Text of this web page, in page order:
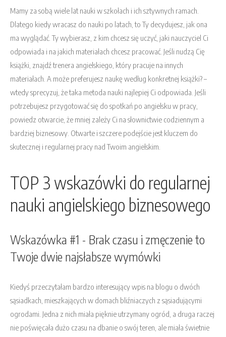
Mamy za sobą wiele lat nauki w szkołach i ich sztywnych ramach.
Dlatego kiedy wracasz do nauki po latach, to Ty decydujesz, jak ona
ma wyglądać. Ty wybierasz, z kim chcesz się uczyć, jaki nauczyciel Ci
odpowiada i na jakich materiałach chcesz pracować. Jeśli nudzą Cię
książki, znajdź trenera angielskiego, który pracuje na innych
materiałach. A może preferujesz naukę według konkretnej książki? –
wtedy sprecyzuj, że taka metoda nauki najlepiej Ci odpowiada. Jeśli
potrzebujesz przygotować się do spotkań po angielsku w pracy,
powiedz otwarcie, że mniej zależy Ci na słownictwie codziennym a
bardziej biznesowy. Otwarte i szczere podejście jest kluczem do
skutecznej i regularnej pracy nad Twoim angielskim.
TOP 3 wskazówki do regularnej
nauki angielskiego biznesowego
Wskazówka #1 - Brak czasu i zmęczenie to
Twoje dwie najsłabsze wymówki
Kiedyś przeczytałam bardzo interesujący wpis na blogu o dwóch
sąsiadkach, mieszkających w domach bliźniaczych z sąsiadującymi
ogrodami. Jedna z nich miała pięknie utrzymany ogród, a druga raczej
nie poświęcała dużo czasu na dbanie o swój teren, ale miała świetnie